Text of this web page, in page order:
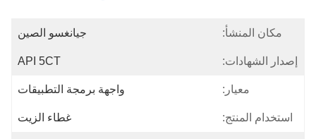
مكان المنشأ: جيانغسو الصين
إصدار الشهادات: API 5CT
معيار: واجهة برمجة التطبيقات
استخدام المنتج: غطاء الزيت